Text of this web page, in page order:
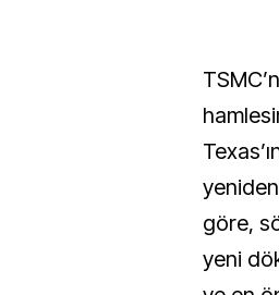
TSMC’nin ardından Samsung da ABD’deki üretim
göre,
yeni